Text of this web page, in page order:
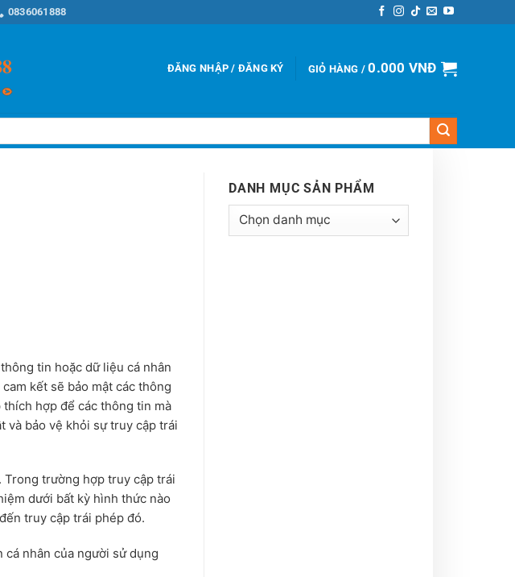
0836061888
ĐĂNG NHẬP / ĐĂNG KÝ GIỎ HÀNG /0.000 VNĐ
tin hoặc dữ liệu cá nhân
kết sẽ bảo mật các thông
hợp để các thông tin mà
và bảo vệ khỏi sự truy cập trái
Trong trường hợp truy cập trái
dưới bất kỳ hình thức nào
truy cập trái phép đó.
nhân của người sử dụng
DANH MỤC SẢN PHẨM